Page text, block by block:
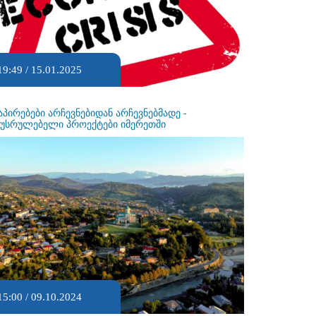
/ 15.01.2025
არჩევნებიდან არჩევნებმადე -
პროექტები იმერეთში
/ 09.10.2024